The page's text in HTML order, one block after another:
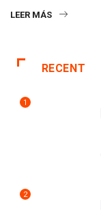
LEER MÁS
RECENT
1
2